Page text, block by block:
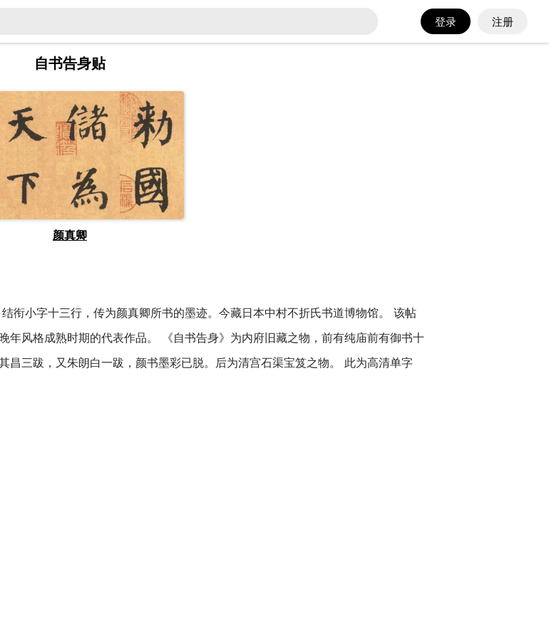
注册
登录
自书告身贴
颜真卿
衔小字十三行，传为颜真卿所书的墨迹。今藏日本中村不折氏书道博物馆。 该帖
年风格成熟时期的代表作品。 《自书告身》为内府旧藏之物，前有纯庙前有御书十
昌三跋，又朱朗白一跋，颜书墨彩已脱。后为清宫石渠宝笈之物。 此为高清单字